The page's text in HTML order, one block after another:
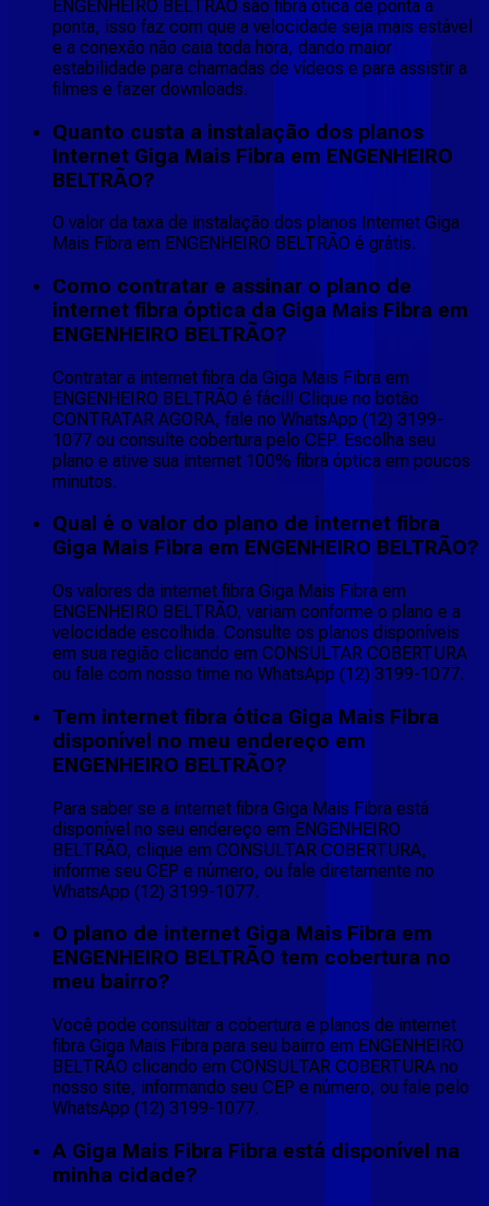
ENGENHEIRO BELTRÃO são fibra ótica de ponta a
ponta, isso faz com que a velocidade seja mais estável
e a conexão não caia toda hora, dando maior
estabilidade para chamadas de vídeos e para assistir a
filmes e fazer downloads.
Quanto custa a instalação dos planos
Internet Giga Mais Fibra em ENGENHEIRO
BELTRÃO?
O valor da taxa de instalação dos planos Internet Giga
Mais Fibra em ENGENHEIRO BELTRÃO é grátis.
Como contratar e assinar o plano de
internet fibra óptica da Giga Mais Fibra em
ENGENHEIRO BELTRÃO?
Contratar a internet fibra da Giga Mais Fibra em
ENGENHEIRO BELTRÃO é fácil! Clique no botão
CONTRATAR AGORA, fale no WhatsApp (12) 3199-
1077 ou consulte cobertura pelo CEP. Escolha seu
plano e ative sua internet 100% fibra óptica em poucos
minutos.
Qual é o valor do plano de internet fibra
Giga Mais Fibra em ENGENHEIRO BELTRÃO?
Os valores da internet fibra Giga Mais Fibra em
ENGENHEIRO BELTRÃO, variam conforme o plano e a
velocidade escolhida. Consulte os planos disponíveis
em sua região clicando em CONSULTAR COBERTURA
ou fale com nosso time no WhatsApp (12) 3199-1077.
Tem internet fibra ótica Giga Mais Fibra
disponível no meu endereço em
ENGENHEIRO BELTRÃO?
Para saber se a internet fibra Giga Mais Fibra está
disponível no seu endereço em ENGENHEIRO
BELTRÃO, clique em CONSULTAR COBERTURA,
informe seu CEP e número, ou fale diretamente no
WhatsApp (12) 3199-1077.
O plano de internet Giga Mais Fibra em
ENGENHEIRO BELTRÃO tem cobertura no
meu bairro?
Você pode consultar a cobertura e planos de internet
fibra Giga Mais Fibra para seu bairro em ENGENHEIRO
BELTRÃO clicando em CONSULTAR COBERTURA no
nosso site, informando seu CEP e número, ou fale pelo
WhatsApp (12) 3199-1077.
A Giga Mais Fibra Fibra está disponível na
minha cidade?